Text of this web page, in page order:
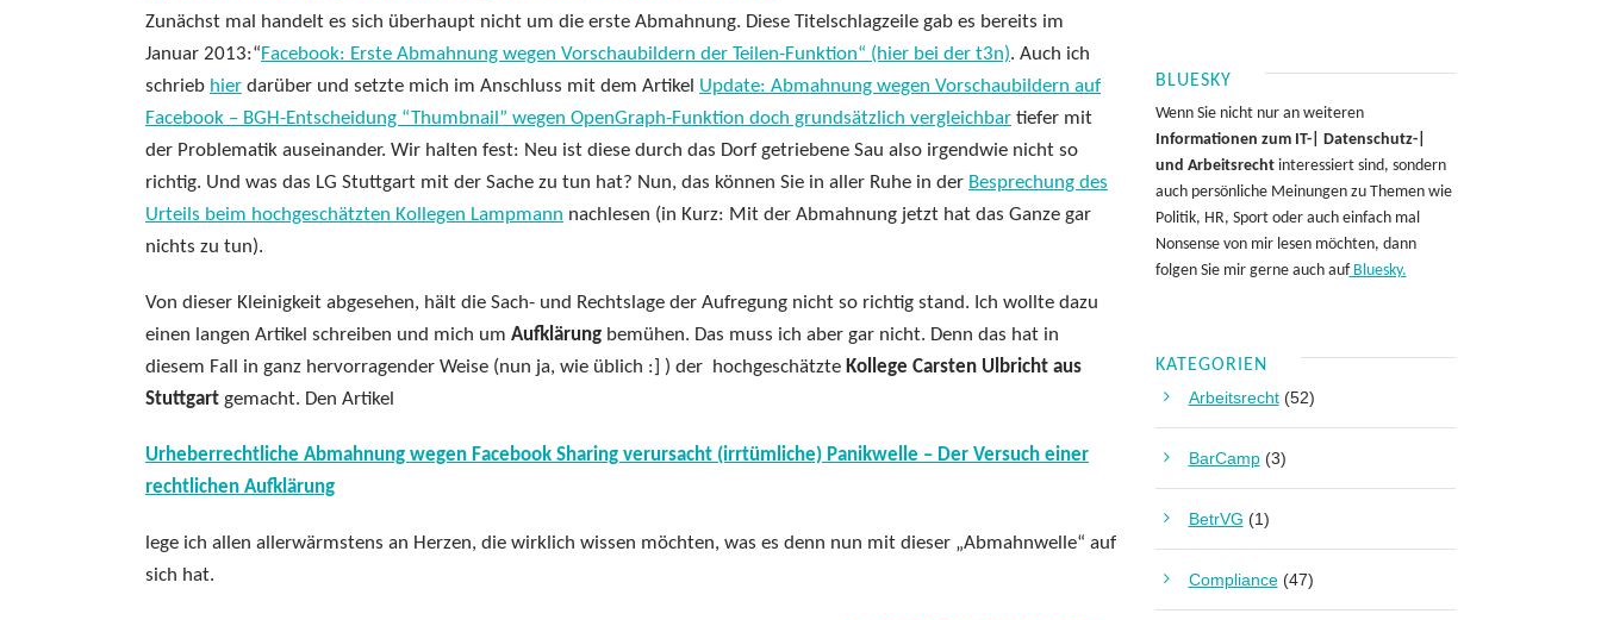
Zunächst mal handelt es sich überhaupt nicht um die erste Abmahnung. Diese Titelschlagzeile gab es bereits im
Januar 2013:“Facebook: Erste Abmahnung wegen Vorschaubildern der Teilen-Funktion“ (hier bei der t3n). Auch ich
schrieb hier darüber und setzte mich im Anschluss mit dem Artikel Update: Abmahnung wegen Vorschaubildern auf
Facebook – BGH-Entscheidung “Thumbnail” wegen OpenGraph-Funktion doch grundsätzlich vergleichbar tiefer mit
der Problematik auseinander. Wir halten fest: Neu ist diese durch das Dorf getriebene Sau also irgendwie nicht so
richtig. Und was das LG Stuttgart mit der Sache zu tun hat? Nun, das können Sie in aller Ruhe in der Besprechung des
Urteils beim hochgeschätzten Kollegen Lampmann nachlesen (in Kurz: Mit der Abmahnung jetzt hat das Ganze gar
nichts zu tun).
Von dieser Kleinigkeit abgesehen, hält die Sach- und Rechtslage der Aufregung nicht so richtig stand. Ich wollte dazu
einen langen Artikel schreiben und mich um Aufklärung bemühen. Das muss ich aber gar nicht. Denn das hat in
diesem Fall in ganz hervorragender Weise (nun ja, wie üblich :] ) der hochgeschätzte Kollege Carsten Ulbricht aus
Stuttgart gemacht. Den Artikel
Urheberrechtliche Abmahnung wegen Facebook Sharing verursacht (irrtümliche) Panikwelle – Der Versuch einer
rechtlichen Aufklärung
lege ich allen allerwärmstens an Herzen, die wirklich wissen möchten, was es denn nun mit dieser „Abmahnwelle“ auf
sich hat.
BLUESKY
Wenn Sie nicht nur an weiteren
Informationen zum IT-| Datenschutz-|
und Arbeitsrechtinteressiert sind, sondern
auch persönliche Meinungen zu Themen wie
Politik, HR, Sport oder auch einfach mal
Nonsense von mir lesen möchten, dann
folgen Sie mir gerne auch aufBluesky.
KATEGORIEN
Arbeitsrecht(52)
BarCamp(3)
BetrVG (1)
Compliance(47)